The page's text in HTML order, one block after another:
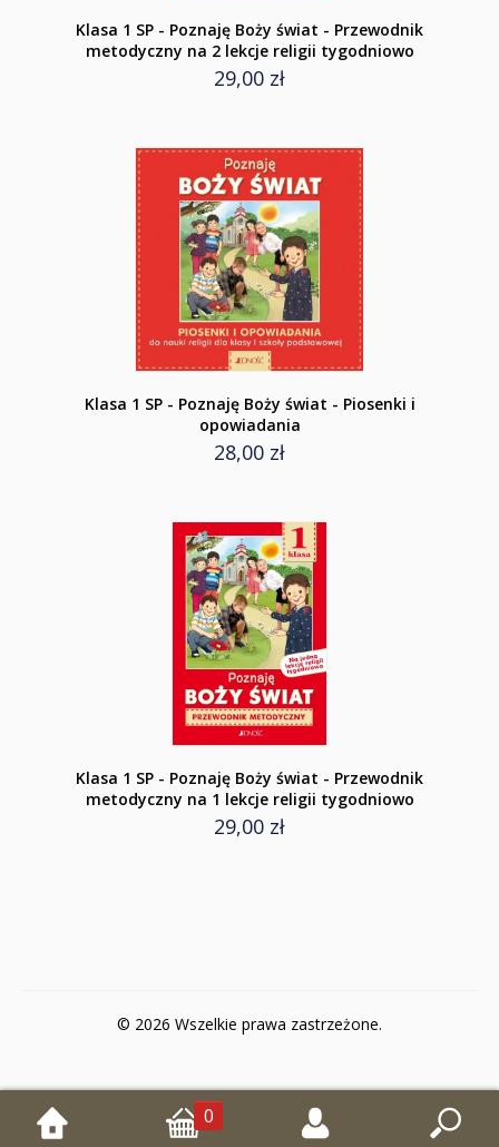
Klasa 1 SP - Poznaję Boży świat - Przewodnik
metodyczny na 2 lekcje religii tygodniowo
29,00 zł
Klasa 1 SP - Poznaję Boży świat - Piosenki i
opowiadania
28,00 zł
Klasa 1 SP - Poznaję Boży świat - Przewodnik
metodyczny na 1 lekcje religii tygodniowo
29,00 zł
© 2026 Wszelkie prawa zastrzeżone.
0